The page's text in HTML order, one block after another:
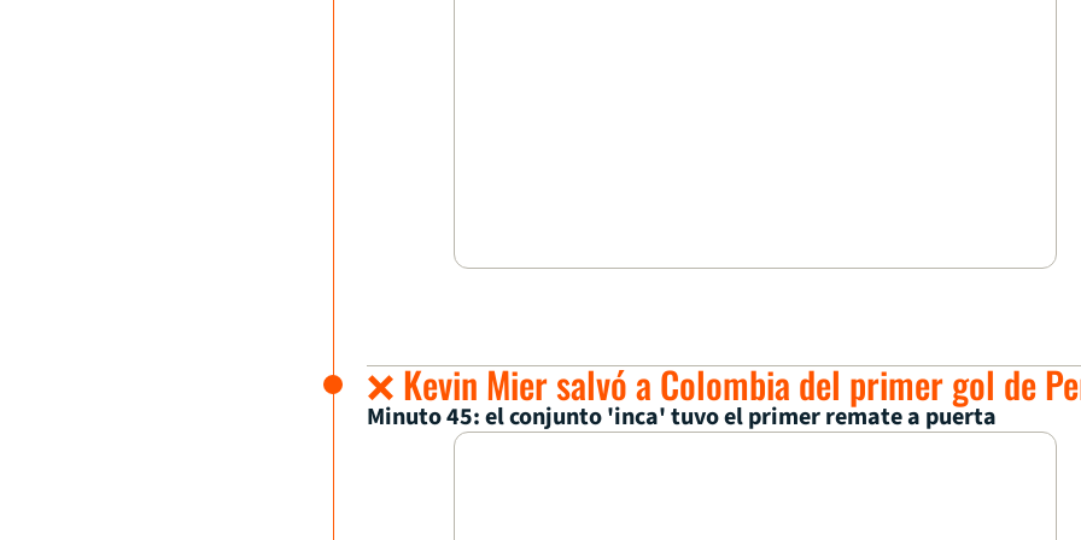
❌ Kevin Mier salvó a Colombia del primer gol de
Minuto 45: el conjunto 'inca' tuvo el primer remate a puerta